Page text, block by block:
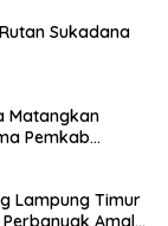
Sukadana
Matangkan
Pemkab
Lampung Timur
Amal